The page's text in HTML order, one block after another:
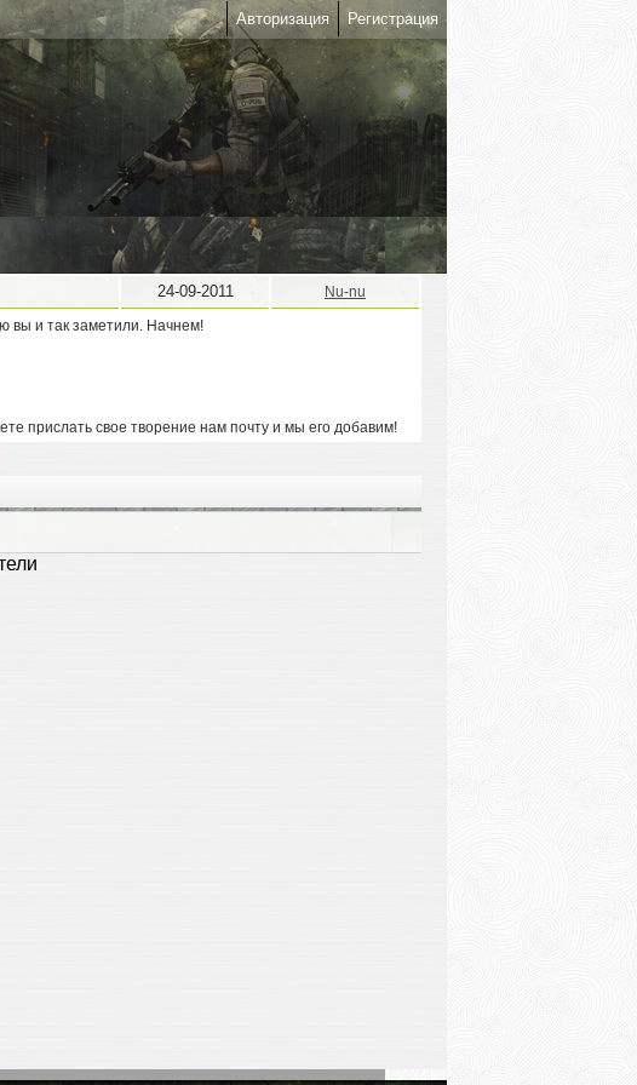
Авторизация Регистрация
24-09-2011
Nu-nu
вы и так заметили. Начнем!
прислать свое творение нам почту и мы его добавим!